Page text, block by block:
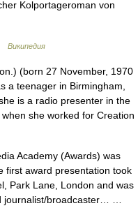
Kolportageroman von
Википедия
(born 27 November, 1970
a teenager in Birmingham,
is a radio presenter in the
she worked for Creation
Academy (Awards) was
first award presentation took
Park Lane, London and was
journalist/broadcaster… …